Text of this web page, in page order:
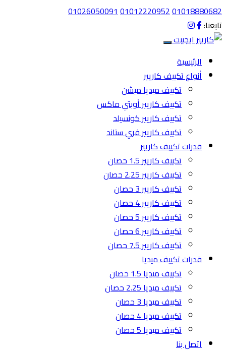
01018880682
01012220952
01026050091
تابعنا:
الرئيسية
أنواع تكييف كاريير
تكييف ميديا ميشن
تكييف كاريير أوبتي ماكس
تكييف كاريير كونسيلد
تكييف كاريير فري ستاند
قدرات تكييف كاريير
تكييف كاريير 1.5 حصان
تكييف كاريير 2.25 حصان
تكييف كاريير 3 حصان
تكييف كاريير 4 حصان
تكييف كاريير 5 حصان
تكييف كاريير 6 حصان
تكييف كاريير 7.5 حصان
قدرات تكييف ميديا
تكييف ميديا 1.5 حصان
تكييف ميديا 2.25 حصان
تكييف ميديا 3 حصان
تكييف ميديا 4 حصان
تكييف ميديا 5 حصان
اتصل بنا